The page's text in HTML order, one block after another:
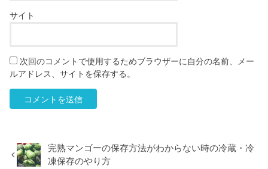
サイト
次回のコメントで使用するためブラウザーに自分の名前、メー
ルアドレス、サイトを保存する。
完熟マンゴーの保存方法がわからない時の冷蔵・冷
凍保存のやり方